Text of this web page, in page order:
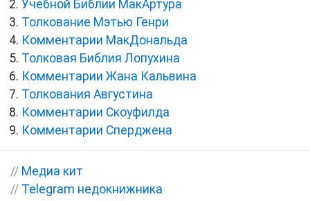
Учебной Библии МакАртура
Толкование Мэтью Генри
Комментарии МакДональда
Толковая Библия Лопухина
Комментарии Жана Кальвина
Толкования Августина
Комментарии Скоуфилда
Комментарии Сперджена
// Медиа кит
// Telegram недокнижника